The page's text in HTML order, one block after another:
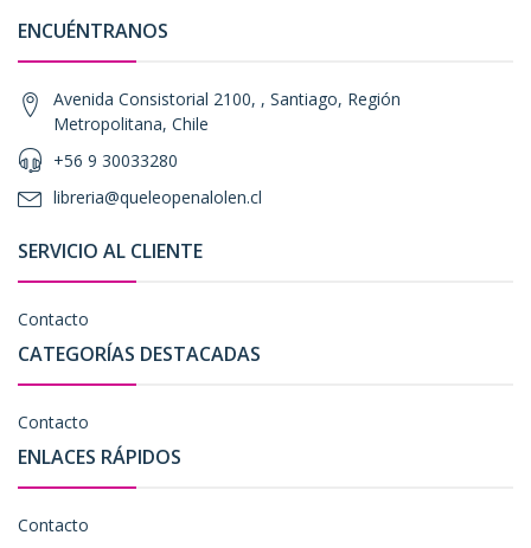
ENCUÉNTRANOS
Avenida Consistorial 2100, , Santiago, Región
Metropolitana, Chile
+56 9 30033280
libreria@queleopenalolen.cl
SERVICIO AL CLIENTE
Contacto
CATEGORÍAS DESTACADAS
Contacto
ENLACES RÁPIDOS
Contacto